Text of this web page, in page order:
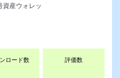
資産ウォレッ
ロード数 評価数